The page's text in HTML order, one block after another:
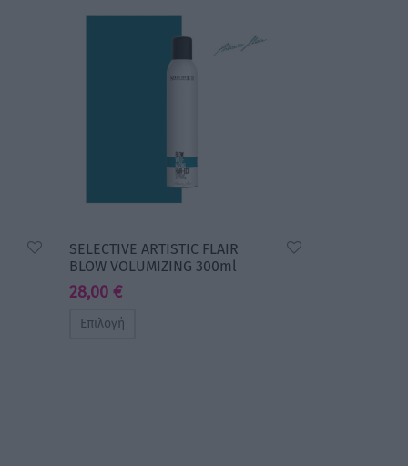
SELECTIVE ARTISTIC FLAIR
BLOW VOLUMIZING 300ml
28,00 €
Επιλογή